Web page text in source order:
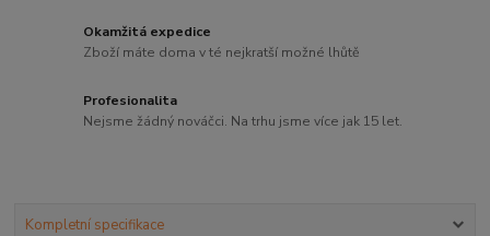
Okamžitá expedice
Zboží máte doma v té nejkratší možné lhůtě
Profesionalita
Nejsme žádný nováčci. Na trhu jsme více jak 15 let.
Kompletní specifikace